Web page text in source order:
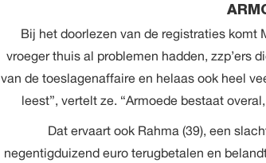
Bij het doorlezen van de registraties komt
vroeger thuis al problemen hadden, zzp’ers
van de toeslagenaffaire en helaas ook heel
leest”, vertelt ze. “Armoede bestaat
Dat ervaart ook Rahma (39), een
negentigduizend euro terugbetalen en